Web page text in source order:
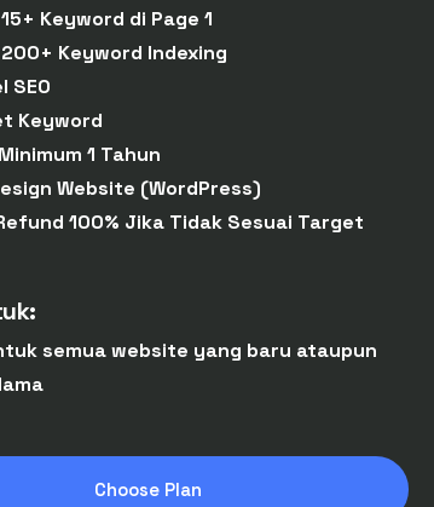
Keyword di Page 1
Keyword Indexing
SEO
Keyword
1 Tahun
Website (WordPress)
100% Jika Tidak Sesuai Target
semua website yang baru ataupun
Choose Plan